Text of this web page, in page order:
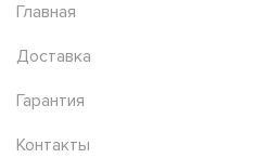
Главная
Доставка
Гарантия
Контакты